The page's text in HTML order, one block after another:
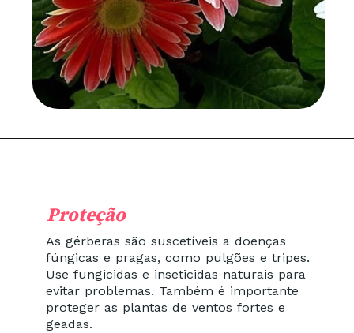
As gérberas são suscetíveis a doenças
fúngicas e pragas, como pulgões e tripes.
Use fungicidas e inseticidas naturais para
evitar problemas. Também é importante
proteger as plantas de ventos fortes e
geadas.
Proteção